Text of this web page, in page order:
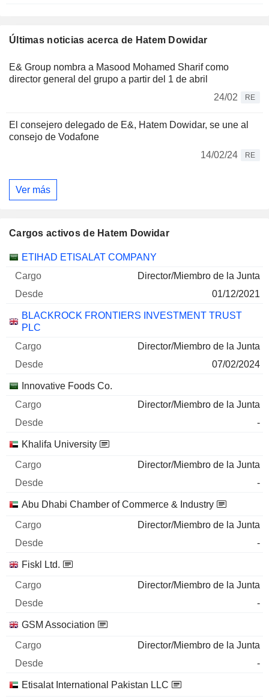
Últimas noticias acerca de Hatem Dowidar
E& Group nombra a Masood Mohamed Sharif como
director general del grupo a partir del 1 de abril
24/02
RE
El consejero delegado de E&, Hatem Dowidar, se une al
consejo de Vodafone
14/02/24
RE
Ver más
Cargos activos de Hatem Dowidar
Empresas Cargo Inicio
ETIHAD ETISALAT COMPANY
Director/Miembro de la Junta
01/12/2021
BLACKROCK FRONTIERS INVESTMENT TRUST
PLC
Director/Miembro de la Junta
07/02/2024
Innovative Foods Co.
Director/Miembro de la Junta
-
Khalifa University
Director/Miembro de la Junta
-
Abu Dhabi Chamber of Commerce & Industry
Director/Miembro de la Junta
-
Fiskl Ltd.
Director/Miembro de la Junta
-
GSM Association
Director/Miembro de la Junta
-
Etisalat International Pakistan LLC